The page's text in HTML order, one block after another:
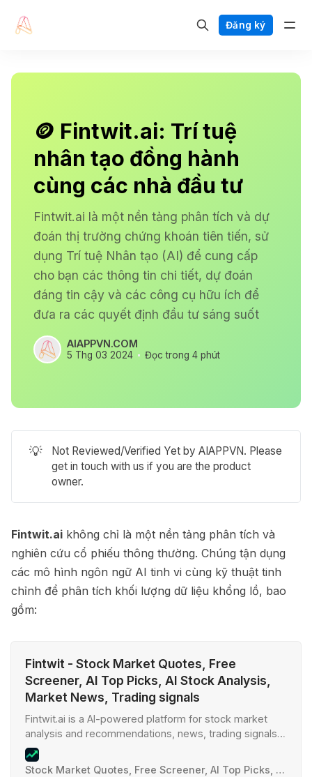
Đăng ký
🪙 Fintwit.ai: Trí tuệ
nhân tạo đồng hành
cùng các nhà đầu tư
Fintwit.ai là một nền tảng phân tích và dự
đoán thị trường chứng khoán tiên tiến, sử
dụng Trí tuệ Nhân tạo (AI) để cung cấp
cho bạn các thông tin chi tiết, dự đoán
đáng tin cậy và các công cụ hữu ích để
đưa ra các quyết định đầu tư sáng suốt
AIAPPVN.COM
5 Thg 03 2024 Đọc trong 4 phút
💡
Not Reviewed/Verified Yet by AIAPPVN. Please
get in touch with us if you are the product
owner.
Fintwit.ai không chỉ là một nền tảng phân tích và
nghiên cứu cổ phiếu thông thường. Chúng tận dụng
các mô hình ngôn ngữ AI tinh vi cùng kỹ thuật tinh
chỉnh để phân tích khối lượng dữ liệu khổng lồ, bao
gồm:
Fintwit - Stock Market Quotes, Free
Screener, AI Top Picks, AI Stock Analysis,
Market News, Trading signals
Fintwit.ai is a AI-powered platform for stock market
analysis and recommendations, news, trading signals,
stock quotes
Stock Market Quotes, Free Screener, AI Top Picks, AI Stock Analysis, Market News, Trading signals